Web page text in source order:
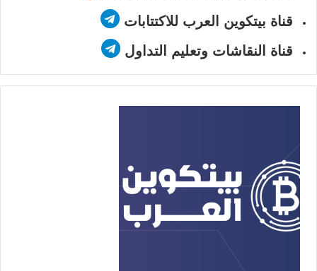
قناة بيتكوين العرب للاكتتابات
قناة النقاشات وتعليم التداول